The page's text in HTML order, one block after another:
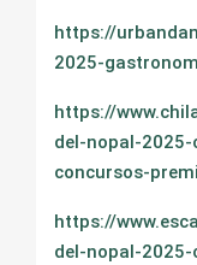
https://
2025-
https://
del-nopal-
concursos-
https://
del-nopal-